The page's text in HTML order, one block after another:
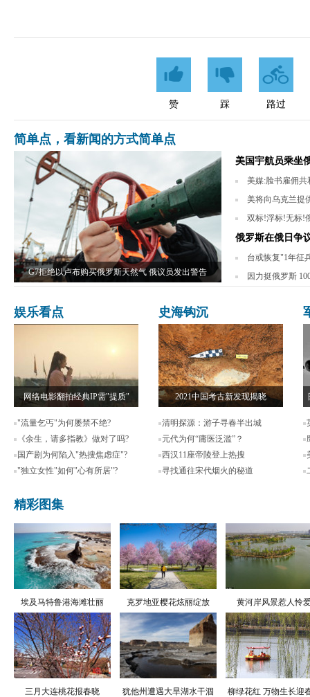
赞 踩 路过
简单点，看新闻的方式简单点
G7拒绝以卢布购买俄罗斯天然气 俄议员发出警告
美国宇航员乘坐
美媒:脸书雇佣共
美将向乌克兰提
双标!浮标!无标!
俄罗斯在俄日争
台或恢复"1年征
因力挺俄罗斯
娱乐看点
网络电影翻拍经典IP需"提质"
"流量乞丐"为何屡禁不绝?
《余生，请多指教》做对了吗?
国产剧为何陷入"热搜焦虑症"?
"独立女性"如何"心有所居"?
史海钩沉
2021中国考古新发现揭晓
清明探源：游子寻春半出城
元代为何“庸医泛滥”？
西汉11座帝陵登上热搜
寻找通往宋代烟火的秘道
精彩图集
埃及马特鲁港海滩壮丽 克罗地亚樱花炫丽绽放 黄河岸风景惹人怜
三月大连桃花报春晓 犹他州遭遇大旱湖水干涸 柳绿花红 万物生长迎